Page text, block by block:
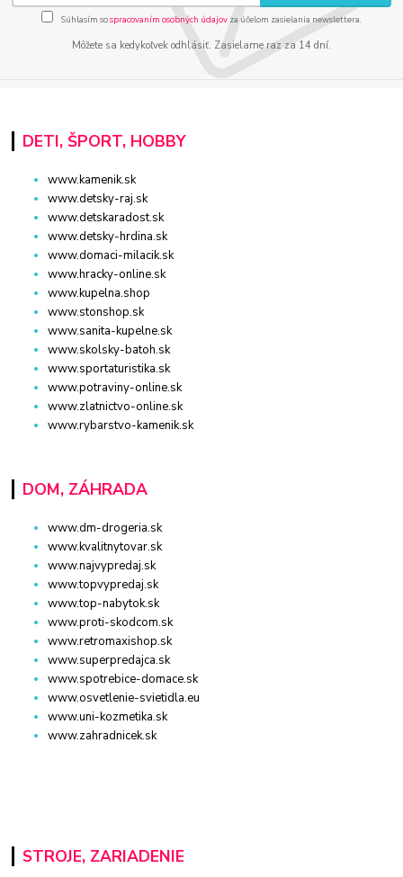
Súhlasím sospracovaním osobných údajov za účelom zasielania newslettera.
Môžete sa kedykoľvek odhlásiť. Zasielame raz za 14 dní.
DETI, ŠPORT, HOBBY
www.kamenik.sk
www.detsky-raj.sk
www.detskaradost.sk
www.detsky-hrdina.sk
www.domaci-milacik.sk
www.hracky-online.sk
www.kupelna.shop
www.stonshop.sk
www.sanita-kupelne.sk
www.skolsky-batoh.sk
www.sportaturistika.sk
www.potraviny-online.sk
www.zlatnictvo-online.sk
www.rybarstvo-kamenik.sk
DOM, ZÁHRADA
www.dm-drogeria.sk
www.kvalitnytovar.sk
www.najvypredaj.sk
www.topvypredaj.sk
www.top-nabytok.sk
www.proti-skodcom.sk
www.retromaxishop.sk
www.superpredajca.sk
www.spotrebice-domace.sk
www.osvetlenie-svietidla.eu
www.uni-kozmetika.sk
www.zahradnicek.sk
STROJE, ZARIADENIE